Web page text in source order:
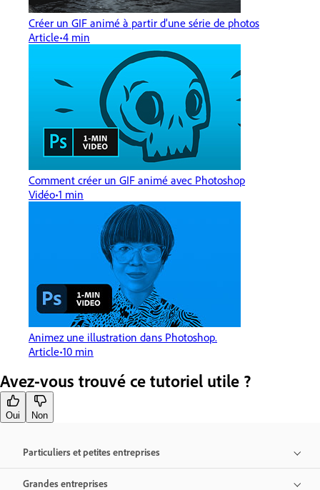
Créer un GIF animé à partir d’une série de photos
Article 4 min
Comment créer un GIF animé avec Photoshop
Vidéo 1 min
Animez une illustration dans Photoshop.
Article 10 min
Avez-vous trouvé ce tutoriel utile ?
Oui Non
Particuliers et petites entreprises
Grandes entreprises